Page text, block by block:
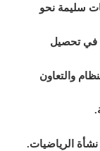
سليمة نحو
في تحصيل
والتعاون
الرياضيات.